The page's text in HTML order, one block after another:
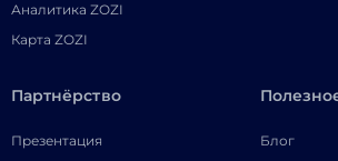
Аналитика ZOZI
Карта ZOZI
Партнёрство
Презентация
Блог